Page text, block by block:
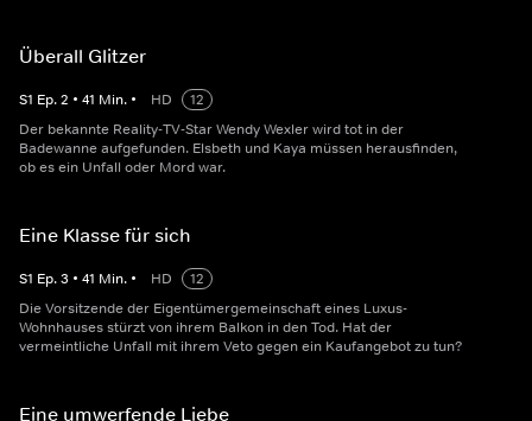
Überall Glitzer
S1 Ep.2 • 41 Min. • HD
12
Der bekannte Reality-TV-Star Wendy Wexler wird tot in der
Badewanne aufgefunden. Elsbeth und Kaya müssen herausfinden,
ob es ein Unfall oder Mord war.
Eine Klasse für sich
S1 Ep.3 • 41 Min. • HD
12
Die Vorsitzende der Eigentümergemeinschaft eines Luxus-
Wohnhauses stürzt von ihrem Balkon in den Tod. Hat der
vermeintliche Unfall mit ihrem Veto gegen ein Kaufangebot zu tun?
Eine umwerfende Liebe